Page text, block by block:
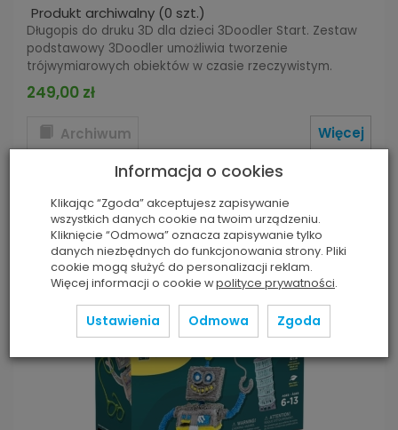
Produkt archiwalny (0 szt.)
Długopis do druku 3D dla dzieci 3Doodler Start. Zestaw
podstawowy 3Doodler umożliwia tworzenie
trójwymiarowych obiektów w czasie rzeczywistym.
249,00 zł
Archiwum Więcej
Informacja o cookies
Klikając “Zgoda” akceptujesz zapisywanie
wszystkich danych cookie na twoim urządzeniu.
Kliknięcie “Odmowa” oznacza zapisywanie tylko
danych niezbędnych do funkcjonowania strony. Pliki
cookie mogą służyć do personalizacji reklam.
Więcej informacji o cookie wpolityce prywatności.
Ustawienia Odmowa Zgoda